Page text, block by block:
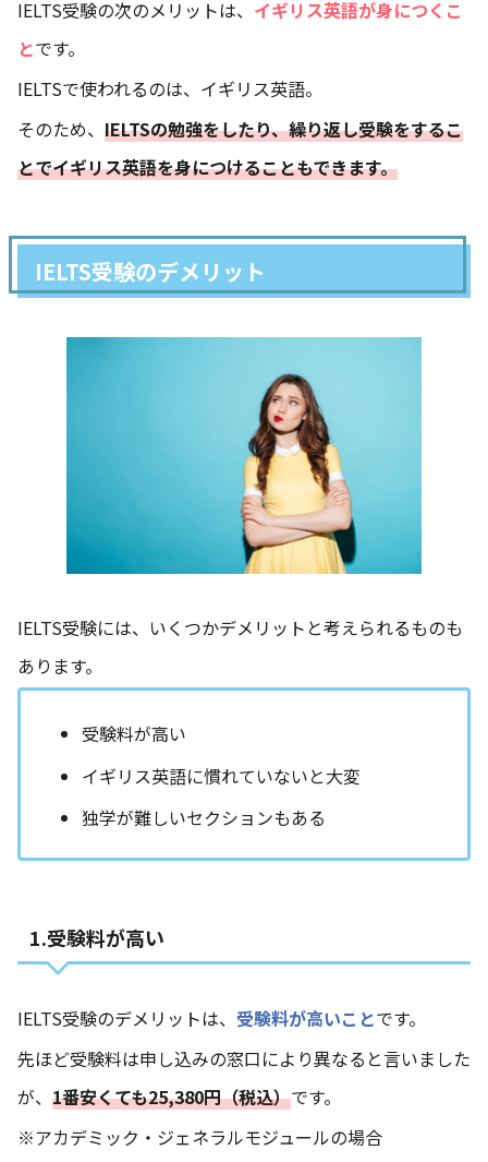
IELTS受験の次のメリットは、 イギリス英語が身につくこ
とです。
IELTSで使われるのは、イギリス英語。
そのため、 IELTSの勉強をしたり、繰り返し受験をするこ
とでイギリス英語を身につけることもできます。
IELTS受験のデメリット
IELTS受験には、いくつかデメリットと考えられるものも
あります。
受験料が高い
イギリス英語に慣れていないと大変
独学が難しいセクションもある
1.受験料が高い
IELTS受験のデメリットは、 受験料が高いことです。
先ほど受験料は申し込みの窓口により異なると言いました
が、 1番安くても25,380円（税込）です。
※アカデミック・ジェネラルモジュールの場合